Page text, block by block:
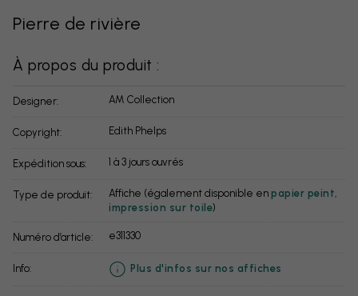
Pierre de rivière
À propos du produit :
Designer: AM Collection
Copyright: Edith Phelps
Expédition sous: 1 à 3 jours ouvrés
Type de produit: Affiche (également disponible en papier peint
impression sur toile)
Numéro d’article: e311330
info: Plus d'infos sur nos affiches